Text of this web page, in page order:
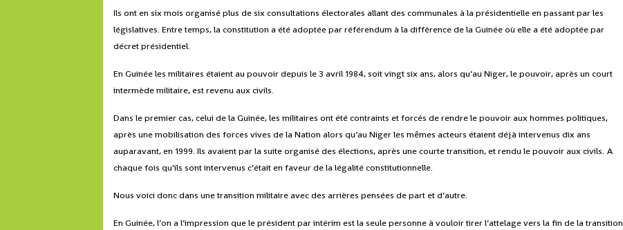
Ils ont en six mois organisé plus de six consultations électorales allant des communales à la présidentielle en passant par les
législatives. Entre temps, la constitution a été adoptée par référendum à la différence de la Guinée où elle a été adoptée par
décret présidentiel.
En Guinée les militaires étaient au pouvoir depuis le 3 avril 1984, soit vingt six ans, alors qu’au Niger, le pouvoir, après un court
intermède militaire, est revenu aux civils.
Dans le premier cas, celui de la Guinée, les militaires ont été contraints et forcés de rendre le pouvoir aux hommes politiques,
après une mobilisation des forces vives de la Nation alors qu’au Niger les mêmes acteurs étaient déjà intervenus dix ans
auparavant, en 1999. Ils avaient par la suite organisé des élections, après une courte transition, et rendu le pouvoir aux civils. A
chaque fois qu’ils sont intervenus c’était en faveur de la légalité constitutionnelle.
Nous voici donc dans une transition militaire avec des arrières pensées de part et d’autre.
En Guinée, l’on a l’impression que le président par intérim est la seule personne à vouloir tirer l’attelage vers la fin de la transition